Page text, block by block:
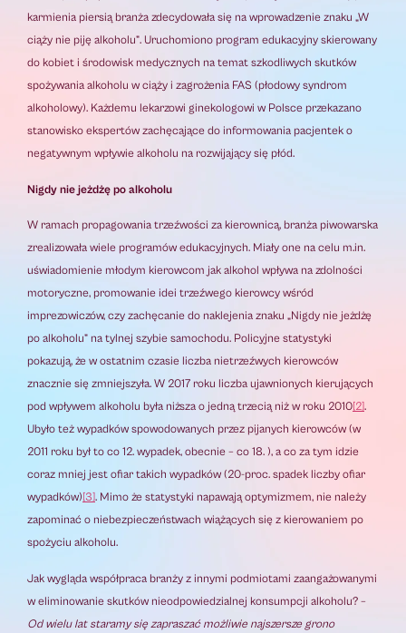
karmienia piersią branża zdecydowała się na wprowadzenie znaku „W
ciąży nie piję alkoholu”. Uruchomiono program edukacyjny skierowany
do kobiet i środowisk medycznych na temat szkodliwych skutków
spożywania alkoholu w ciąży i zagrożenia FAS (płodowy syndrom
alkoholowy). Każdemu lekarzowi ginekologowi w Polsce przekazano
stanowisko ekspertów zachęcające do informowania pacjentek o
negatywnym wpływie alkoholu na rozwijający się płód.
Nigdy nie jeżdżę po alkoholu
W ramach propagowania trzeźwości za kierownicą, branża piwowarska
zrealizowała wiele programów edukacyjnych. Miały one na celu m.in.
uświadomienie młodym kierowcom jak alkohol wpływa na zdolności
motoryczne, promowanie idei trzeźwego kierowcy wśród
imprezowiczów, czy zachęcanie do naklejenia znaku „Nigdy nie jeżdżę
po alkoholu” na tylnej szybie samochodu. Policyjne statystyki
pokazują, że w ostatnim czasie liczba nietrzeźwych kierowców
znacznie się zmniejszyła. W 2017 roku liczba ujawnionych kierujących
pod wpływem alkoholu była niższa o jedną trzecią niż w roku 2010[2].
Ubyło też wypadków spowodowanych przez pijanych kierowców (w
2011 roku był to co 12. wypadek, obecnie – co 18. ), a co za tym idzie
coraz mniej jest ofiar takich wypadków (20-proc. spadek liczby ofiar
wypadków)[3]. Mimo że statystyki napawają optymizmem, nie należy
zapominać o niebezpieczeństwach wiążących się z kierowaniem po
spożyciu alkoholu.
Jak wygląda współpraca branży z innymi podmiotami zaangażowanymi
w eliminowanie skutków nieodpowiedzialnej konsumpcji alkoholu? –
Od wielu lat staramy się zapraszać możliwie najszersze grono